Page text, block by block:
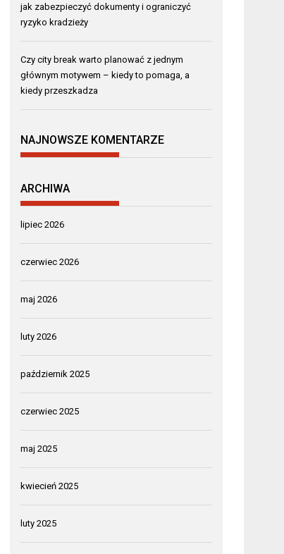
jak zabezpieczyć dokumenty i ograniczyć
ryzyko kradzieży
Czy city break warto planować z jednym
głównym motywem – kiedy to pomaga, a
kiedy przeszkadza
NAJNOWSZE KOMENTARZE
ARCHIWA
lipiec 2026
czerwiec 2026
maj 2026
luty 2026
październik 2025
czerwiec 2025
maj 2025
kwiecień 2025
luty 2025